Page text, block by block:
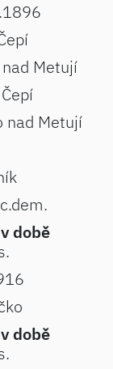
Metují
nad Metují
době
době